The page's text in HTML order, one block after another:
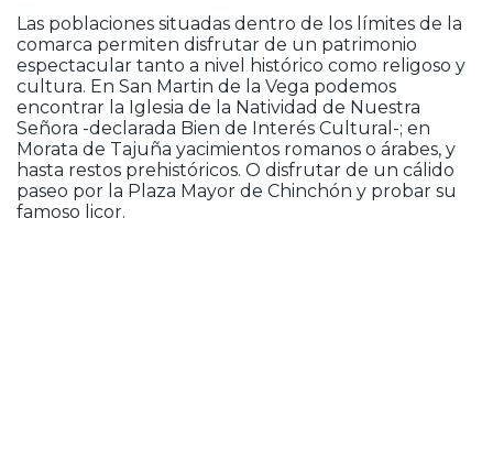
Las poblaciones situadas dentro de los límites de la
comarca permiten disfrutar de un patrimonio
espectacular tanto a nivel histórico como religoso y
cultura. En San Martin de la Vega podemos
encontrar la Iglesia de la Natividad de Nuestra
Señora -declarada Bien de Interés Cultural-; en
Morata de Tajuña yacimientos romanos o árabes, y
hasta restos prehistóricos. O disfrutar de un cálido
paseo por la Plaza Mayor de Chinchón y probar su
famoso licor.